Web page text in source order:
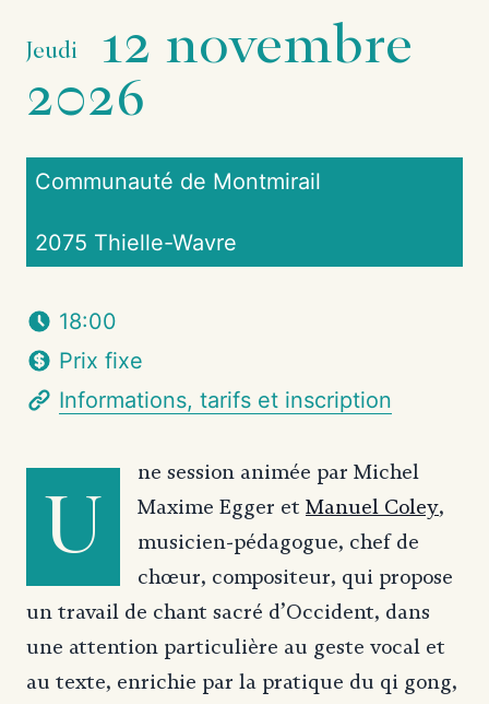
Jeudi
12 novembre
2026
Communauté de Montmirail
2075 Thielle-Wavre
18:00
Prix fixe
Informations, tarifs et inscription
U
ne session animée par Michel
Maxime Egger et Manuel Coley,
musicien-pédagogue, chef de
chœur, compositeur, qui propose
un travail de chant sacré d’Occident, dans
une attention particulière au geste vocal et
au texte, enrichie par la pratique du qi gong,